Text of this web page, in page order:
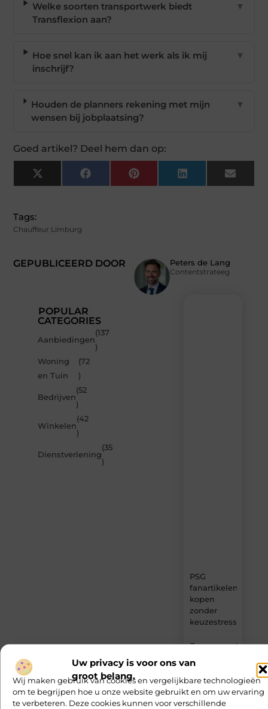
Uw privacy is voor ons van
groot belang.
Wij maken gebruik van cookies en vergelijkbare technologieën
om te begrijpen hoe u onze website gebruikt en om uw ervaring
te verbeteren. Deze cookies kunnen voor verschillende
Welke soorten transportwerk biedt
Transflexion aan?
▼
Hoe snel kan ik aan het werk als ik mij
inschrijf?
▼
Houden de planners rekening met mijn
wensen bij jobplaatsing?
▼
Goed artikel? Deel hem dan op:
X
(Twitter)
FacebookPinterest LinkedIn Email
GEPUBLICEERD DOOR Peters de Lang
Contentstrateeg
Tags:
Chauffeur Limburg
POPULAR
CATEGORIES
Aanbiedingen
(137
)
Woning
en Tuin
(72
)
Bedrijven
(52
)
Winkelen
(42
)
Dienstverlening
(35
)
PSG
fanartikelen
kopen
zonder
keuzestress
Zonnepanelen
met een
elektricien
in
Barneveld